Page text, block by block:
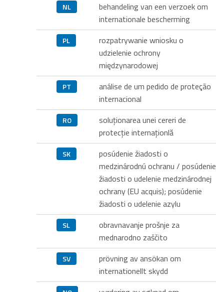
NL
behandeling van een verzoek om
internationale bescherming
PL
rozpatrywanie wniosku o
udzielenie ochrony
międzynarodowej
PT
análise de um pedido de proteção
internacional
RO
soluţionarea unei cereri de
protecţie internaţionlă
SK
posúdenie žiadosti o
medzinárodnú ochranu / posúdenie
žiadosti o udelenie medzinárodnej
ochrany (EU acquis); posúdenie
žiadosti o udelenie azylu
SL
obravnavanje prošnje za
mednarodno zaščito
SV
prövning av ansökan om
internationellt skydd